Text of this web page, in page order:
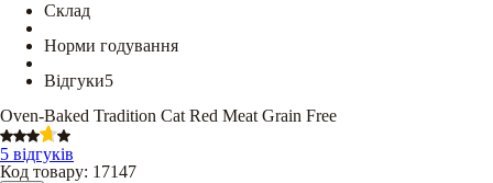
Склад
Норми годування
Відгуки5
Oven-Baked Tradition Cat Red Meat Grain Free
5 відгуків
Код товару: 17147